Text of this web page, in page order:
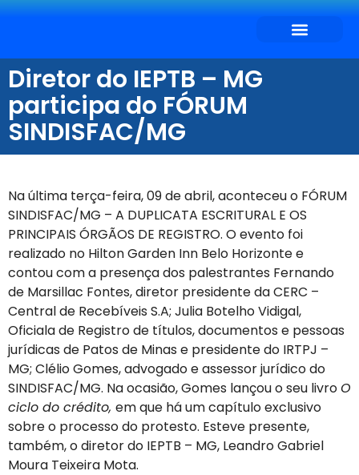
Diretor do IEPTB – MG
participa do FÓRUM
SINDISFAC/MG
Na última terça-feira, 09 de abril, aconteceu o FÓRUM
SINDISFAC/MG – A DUPLICATA ESCRITURAL E OS
PRINCIPAIS ÓRGÃOS DE REGISTRO. O evento foi
realizado no Hilton Garden Inn Belo Horizonte e
contou com a presença dos palestrantes Fernando
de Marsillac Fontes, diretor presidente da CERC –
Central de Recebíveis S.A; Julia Botelho Vidigal,
Oficiala de Registro de títulos, documentos e pessoas
jurídicas de Patos de Minas e presidente do IRTPJ –
MG; Clélio Gomes, advogado e assessor jurídico do
SINDISFAC/MG. Na ocasião, Gomes lançou o seu livroO
ciclo do crédito, em que há um capítulo exclusivo
sobre o processo do protesto. Esteve presente,
também, o diretor do IEPTB – MG, Leandro Gabriel
Moura Teixeira Mota.